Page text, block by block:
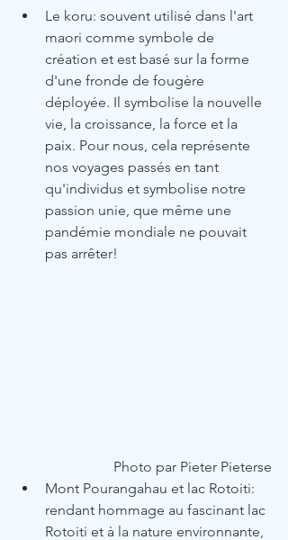
Le koru: souvent utilisé dans l'art
maori comme symbole de
création et est basé sur la forme
d'une fronde de fougère
déployée. Il symbolise la nouvelle
vie, la croissance, la force et la
paix. Pour nous, cela représente
nos voyages passés en tant
qu'individus et symbolise notre
passion unie, que même une
pandémie mondiale ne pouvait
pas arrêter!
Photo par Pieter Pieterse
Mont Pourangahau et lac Rotoiti:
rendant hommage au fascinant lac
Rotoiti et à la nature environnante,